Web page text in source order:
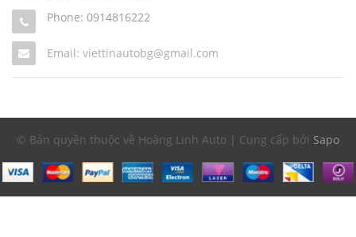
Phone: 0914816222
Email: viettinautobg@gmail.com
© Bản quyền thuộc về Hoàng Linh Auto | Cung cấp bởi Sapo